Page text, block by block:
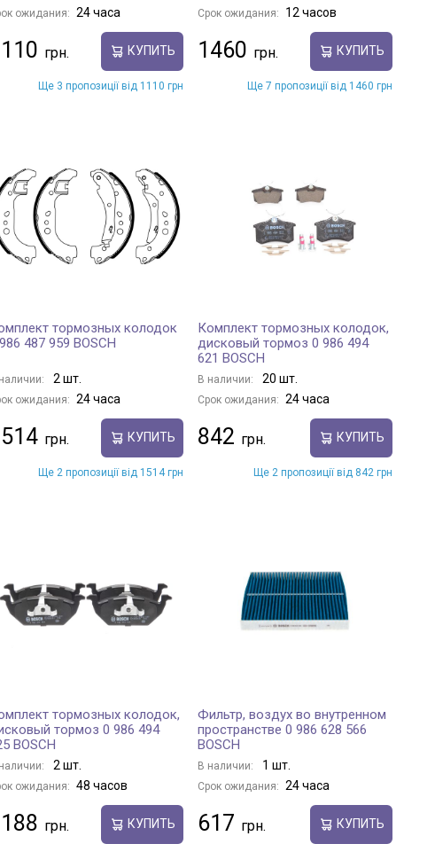
ожидания: 24 часа
КУПИТЬ
Ще 3 пропозиції від 1110 грн
Срок ожидания: 12 часов
1460 КУПИТЬ
Ще 7 пропозиції від 1460 грн
тормозных колодок
487 959 BOSCH
2 шт.
ожидания: 24 часа
КУПИТЬ
Ще 2 пропозиції від 1514 грн
Комплект тормозных колодок,
дисковый тормоз 0 986 494
621 BOSCH
В наличии: 20 шт.
Срок ожидания: 24 часа
842 КУПИТЬ
Ще 2 пропозиції від 842 грн
тормозных колодок,
тормоз 0 986 494
BOSCH
2 шт.
ожидания: 48 часов
КУПИТЬ
Фильтр, воздух во внутренном
пространстве 0 986 628 566
BOSCH
В наличии: 1 шт.
Срок ожидания: 24 часа
617 КУПИТЬ